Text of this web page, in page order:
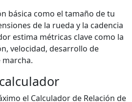
básica como el tamaño de tu
de la rueda y la cadencia
estima métricas clave como la
velocidad, desarrollo de
marcha.
el Calculador de Relación de